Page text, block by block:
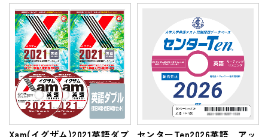
Xam(イグザム)2021英語ダブ
センターTen2026英語 アッ